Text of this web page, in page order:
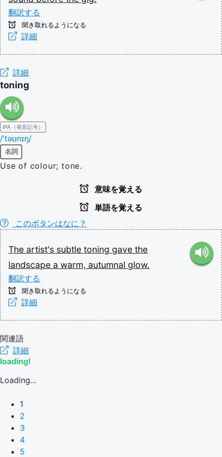
翻訳する
聞き取れるようになる
詳細
詳細
toning
IPA（発音記号）
/ˈtəʊnɪŋ/
名詞
Use of colour; tone.
意味を覚える
単語を覚える
このボタンはなに？
The artist's subtle toning gave the
landscape a warm, autumnal glow.
翻訳する
聞き取れるようになる
詳細
関連語
詳細
loading!
Loading...
1
2
3
4
5